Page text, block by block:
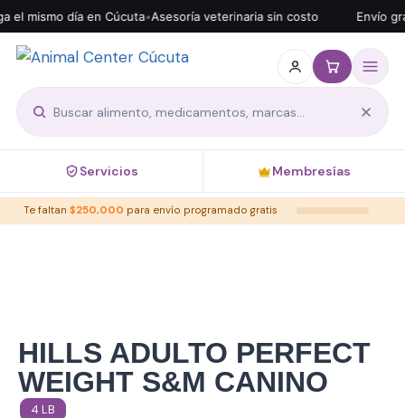
día en Cúcuta•Asesoría veterinaria sin costo Envío gratis
Servicios Membresías
Te faltan $250,000 para envío programado gratis
HILLS ADULTO PERFECT
WEIGHT S&M CANINO
4 LB